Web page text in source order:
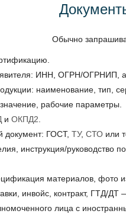
Обычно
ИНН, ОГРН/ОГРНИП,
наименование, тип,
рабочие параметры.
и ОКПД2
документ: ГОСТ, ТУ, СТО или
инструкция/руководство
материалов, фото
инвойс, контракт, ГТД/
лица с